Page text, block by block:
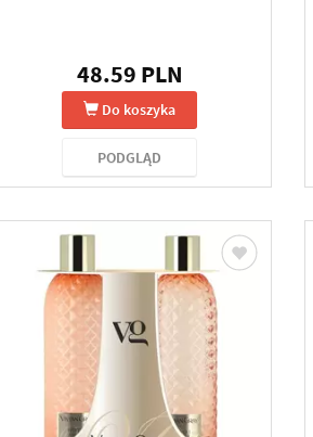
48.59 PLN
Do koszyka
PODGLĄD